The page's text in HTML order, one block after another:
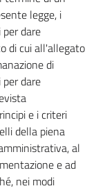
legge, i
dare
di cui all'allegato
di
dare
e i criteri
della piena
al
e ad
nei modi